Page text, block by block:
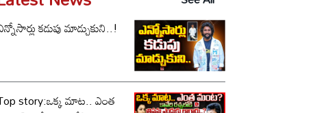
కడుపు మాడ్చుకుని..!
story:ఒక్క మాట.. ఎంత